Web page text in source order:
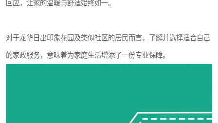
回应，让家的温暖与舒适始终如一。
对于龙华日出印象花园及类似社区的居民而言，了解并选择适合自己
的家政服务，意味着为家庭生活增添了一份专业保障。